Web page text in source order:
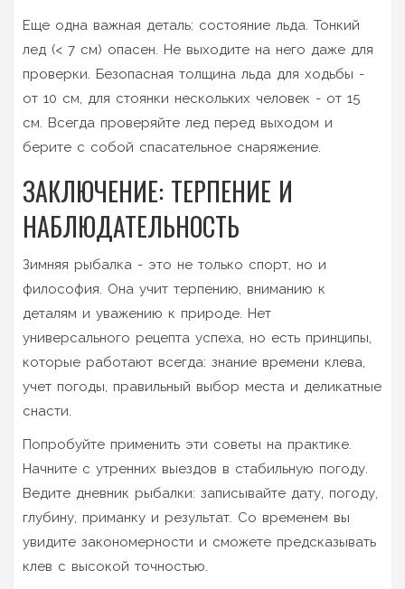
Еще одна важная деталь: состояние льда. Тонкий
лед (< 7 см) опасен. Не выходите на него даже для
проверки. Безопасная толщина льда для ходьбы -
от 10 см, для стоянки нескольких человек - от 15
см. Всегда проверяйте лед перед выходом и
берите с собой спасательное снаряжение.
ЗАКЛЮЧЕНИЕ: ТЕРПЕНИЕ И
НАБЛЮДАТЕЛЬНОСТЬ
Зимняя рыбалка - это не только спорт, но и
философия. Она учит терпению, вниманию к
деталям и уважению к природе. Нет
универсального рецепта успеха, но есть принципы,
которые работают всегда: знание времени клева,
учет погоды, правильный выбор места и деликатные
снасти.
Попробуйте применить эти советы на практике.
Начните с утренних выездов в стабильную погоду.
Ведите дневник рыбалки: записывайте дату, погоду,
глубину, приманку и результат. Со временем вы
увидите закономерности и сможете предсказывать
клев с высокой точностью.